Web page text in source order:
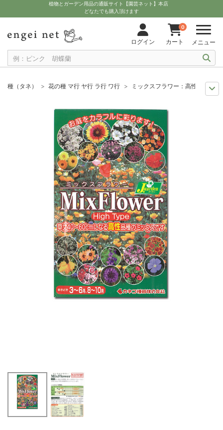
植物とガーデン用品の通販サイト【園芸ネット】本店
どなたでも購入頂けます
ログイン
0
カート メニュー
種（タネ） 花の種 マ行 ヤ行 ラ行 ワ行
ミックスフラワー：高性品種ミ
草花の種 8月
ミックスフラワー：高性品種ミック
草花の種 9月 ミックスフラワー：高性品種ミック